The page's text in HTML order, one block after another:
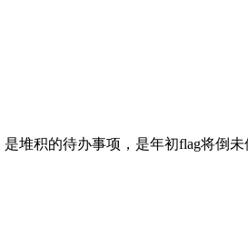
堆积的待办事项，是年初flag将倒